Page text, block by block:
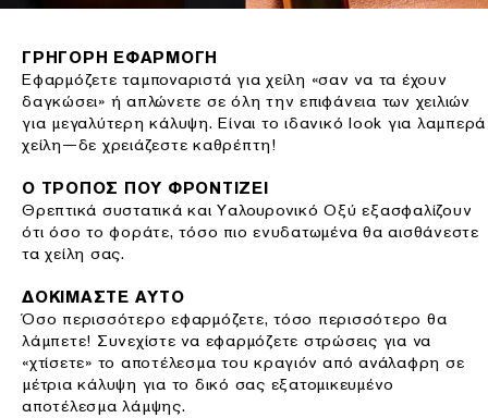
ΓΡΗΓΟΡΗ ΕΦΑΡΜΟΓΗ
Εφαρμόζετε ταμποναριστά για χείλη «σαν να τα έχουν
δαγκώσει» ή απλώνετε σε όλη την επιφάνεια των χειλιών
για μεγαλύτερη κάλυψη. Είναι το ιδανικό look για λαμπερά
χείλη—δε χρειάζεστε καθρέπτη!
Ο ΤΡΟΠΟΣ ΠΟΥ ΦΡΟΝΤΙΖΕΙ
Θρεπτικά συστατικά και Υαλουρονικό Οξύ εξασφαλίζουν
ότι όσο το φοράτε, τόσο πιο ενυδατωμένα θα αισθάνεστε
τα χείλη σας.
ΔΟΚΙΜΑΣΤΕ ΑΥΤΟ
Όσο περισσότερο εφαρμόζετε, τόσο περισσότερο θα
λάμπετε! Συνεχίστε να εφαρμόζετε στρώσεις για να
«χτίσετε» το αποτέλεσμα του κραγιόν από ανάλαφρη σε
μέτρια κάλυψη για το δικό σας εξατομικευμένο
αποτέλεσμα λάμψης.